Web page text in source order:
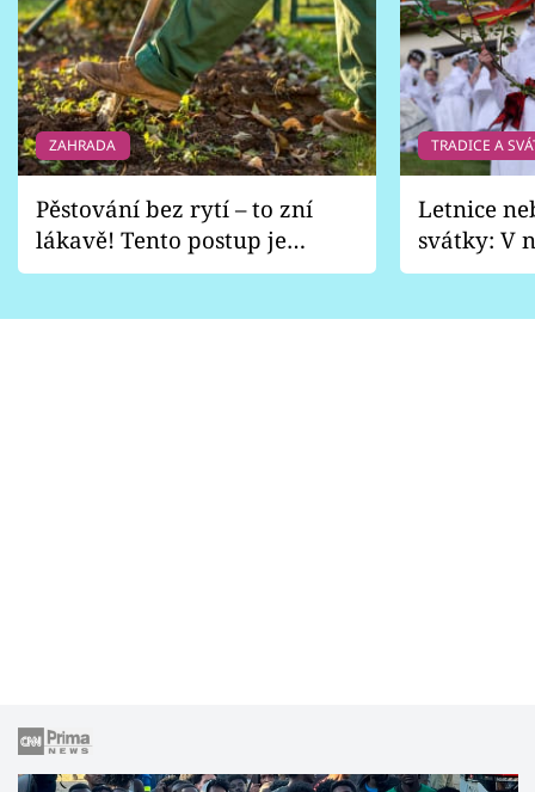
ZAHRADA
Pěstování bez rytí – to zní
lákavě! Tento postup je
vhodný jen pro některé
TRADICE A
Letnice
svátky: V
pondělí